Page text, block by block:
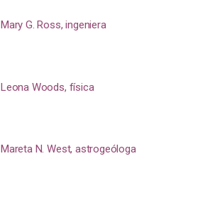
Mary G. Ross, ingeniera
Leona Woods, física
Mareta N. West, astrogeóloga